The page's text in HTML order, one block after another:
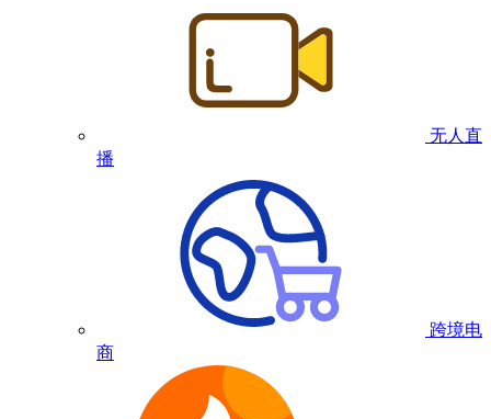
无人直
播
跨境电
商